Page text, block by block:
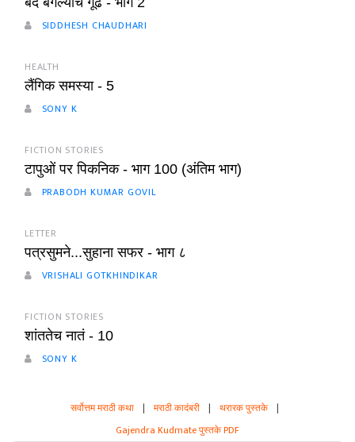
SIDDHESH CHAUDHARI
HEALTH
लैंगिक समस्या - 5
SONY K
FICTION STORIES
टापुओं पर पिकनिक - भाग 100 (अंतिम भाग)
PRABODH KUMAR GOVIL
LETTER
पत्रसुमने...सुहाना सफर - भाग ८
VRISHALI GOTKHINDIKAR
FICTION STORIES
शांततेच नातं - 10
SONY K
सर्वोत्तम मराठी कथा | मराठी कादंबरी | थरारक पुस्तके |
Gajendra Kudmate पुस्तके PDF